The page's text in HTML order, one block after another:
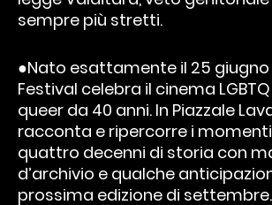
sempre più stretti.
●Nato esattamente il 25 giugno
Festival celebra il cinema
queer da 40 anni. In Piazzale
racconta e ripercorre i
quattro decenni di storia con
d’archivio e qualche
prossima edizione di